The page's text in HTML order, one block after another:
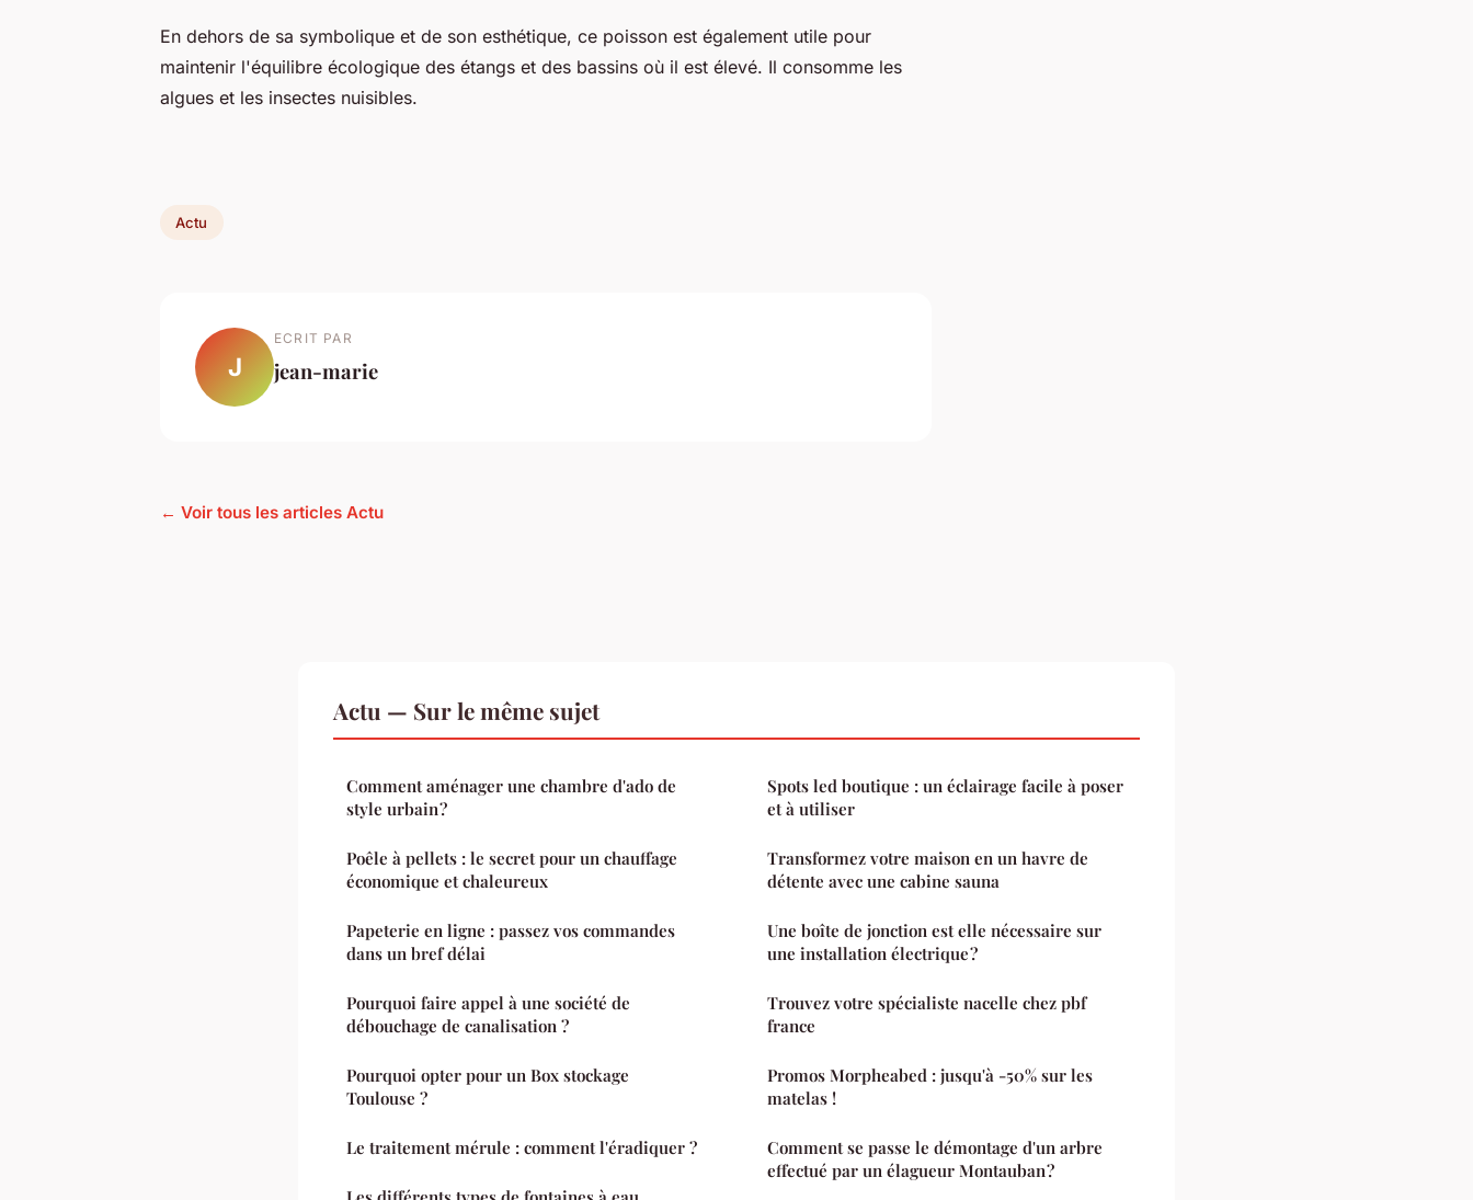
En dehors de sa symbolique et de son esthétique, ce poisson est également utile pour
maintenir l'équilibre écologique des étangs et des bassins où il est élevé. Il consomme les
algues et les insectes nuisibles.
Actu
J
ECRIT PAR
jean-marie
← Voir tous les articles Actu
Actu — Sur le même sujet
Comment aménager une chambre d'ado de
style urbain ?
Poêle à pellets : le secret pour un chauffage
économique et chaleureux
Papeterie en ligne : passez vos commandes
dans un bref délai
Pourquoi faire appel à une société de
débouchage de canalisation ?
Pourquoi opter pour un Box stockage
Toulouse ?
Le traitement mérule : comment l'éradiquer ?
Spots led boutique : un éclairage facile à poser
et à utiliser
Transformez votre maison en un havre de
détente avec une cabine sauna
Une boîte de jonction est elle nécessaire sur
une installation électrique ?
Trouvez votre spécialiste nacelle chez pbf
france
Promos Morpheabed : jusqu'à -50% sur les
matelas !
Comment se passe le démontage d'un arbre
effectué par un élagueur Montauban ?